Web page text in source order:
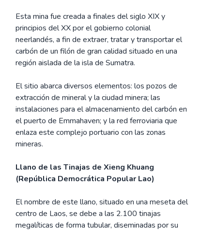
Esta mina fue creada a finales del siglo XIX y
principios del XX por el gobierno colonial
neerlandés, a fin de extraer, tratar y transportar el
carbón de un filón de gran calidad situado en una
región aislada de la isla de Sumatra.
El sitio abarca diversos elementos: los pozos de
extracción de mineral y la ciudad minera; las
instalaciones para el almacenamiento del carbón en
el puerto de Emmahaven; y la red ferroviaria que
enlaza este complejo portuario con las zonas
mineras.
Llano de las Tinajas de Xieng Khuang
(República Democrática Popular Lao)
El nombre de este llano, situado en una meseta del
centro de Laos, se debe a las 2.100 tinajas
megalíticas de forma tubular, diseminadas por su